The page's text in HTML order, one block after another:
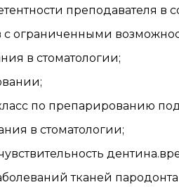
преподавателя
с ограниченными
в стоматологии;
по препарированию
в стоматологии;
тканей